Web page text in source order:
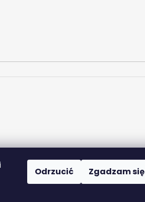
Odrzucić Zgadzam się
cookie